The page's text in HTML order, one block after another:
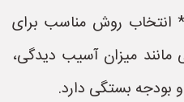
روش مناسب برای
مانند میزان آسیب دیدگی،
بودجه بستگی دارد.